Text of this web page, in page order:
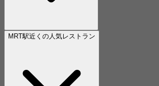
MRT駅近くの人気レストラン